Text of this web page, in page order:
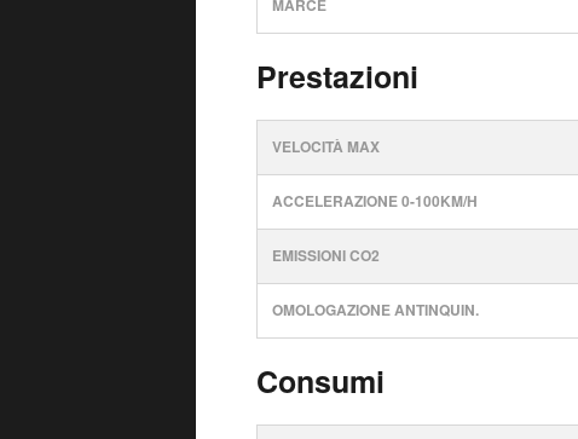
MARCE
Prestazioni
VELOCITÀ MAX
ACCELERAZIONE 0-100KM/H
EMISSIONI CO2
OMOLOGAZIONE ANTINQUIN.
Consumi